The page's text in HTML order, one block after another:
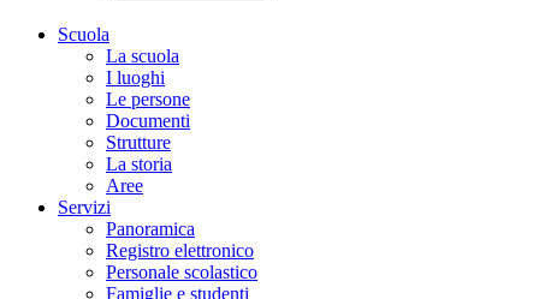
Scuola
La scuola
I luoghi
Le persone
Documenti
Strutture
La storia
Aree
Servizi
Panoramica
Registro elettronico
Personale scolastico
Famiglie e studenti